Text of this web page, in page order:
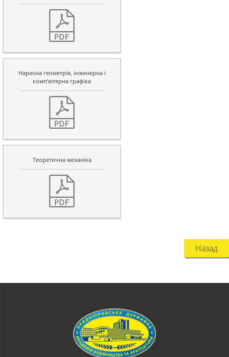
Нарисна геометрія, інженерна і
комп’ютерна графіка
Теоретична механіка
Назад